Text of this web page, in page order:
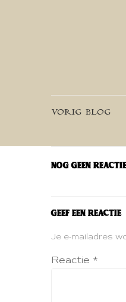
Bericht
VORIG BLOG
Nog geen
Geef een reactie
Je e-mailadres
Reactie *